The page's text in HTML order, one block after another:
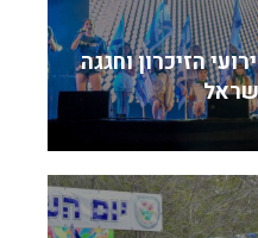
הזיכרון וחגגה